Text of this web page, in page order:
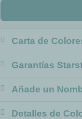
Carta de
Garantías
Añade un
Detalles de